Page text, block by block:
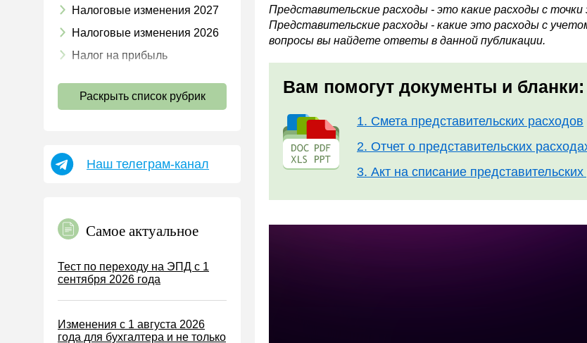
Налоговые изменения 2027
Налоговые изменения 2026
Налог на прибыль
Страховые взносы 2026
УСН
Земельный налог
Налог на рекламу
Торговый сбор
Туристический налог
Раскрыть список рубрик
Наш телеграм-канал
Самое актуальное
Тест по переходу на ЭПД с 1
сентября 2026 года
Изменения с 1 августа 2026
года для бухгалтера и не только
Представительские расходы - это какие расходы с точки
Представительские расходы - какие это расходы с
вопросы вы найдете ответы в данной публикации.
Вам помогут документы и бланки:
1. Смета представительских расходов
2. Отчет о представительских
3. Акт на списание